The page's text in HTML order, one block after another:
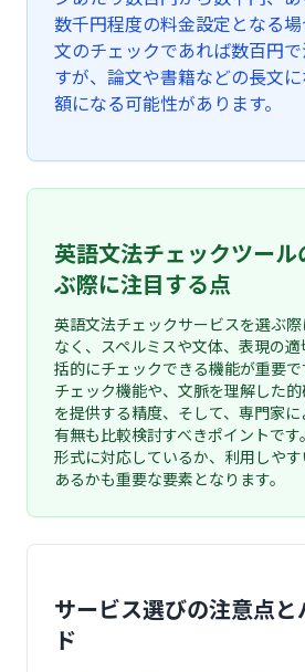
数千円程度の料金設定となる
文のチェックであれば数百円
すが、論文や書籍などの長文
額になる可能性があります。
英語文法チェックツー
ぶ際に注目する点
英語文法チェックサービスを選ぶ
なく、スペルミスや文体、表現の
括的にチェックできる機能が重要
チェック機能や、文脈を理解した
を提供する精度、そして、専門家
有無も比較検討すべきポイントで
形式に対応しているか、利用しや
あるかも重要な要素となります。
サービス選びの注意点と
ド